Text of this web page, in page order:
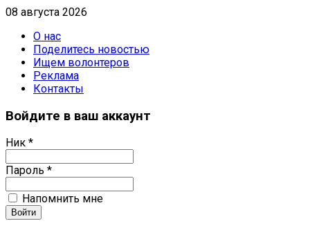
08 августа 2026
О нас
Поделитесь новостью
Ищем волонтеров
Реклама
Контакты
Войдите в ваш аккаунт
Ник *
Пароль *
Напомнить мне